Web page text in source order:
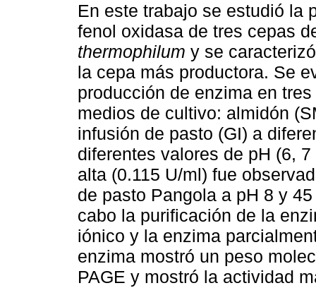
En este trabajo se estudió la
fenol oxidasa de tres cepas
thermophilum y se
la cepa más productora. Se
producción de enzima en
medios de cultivo: almidón
infusión de pasto (GI) a
diferentes valores de pH (6,
alta (0.115 U/ml) fue
de pasto Pangola a pH 8 y
cabo la purificación de la
iónico y la enzima
enzima mostró un peso
PAGE y mostró la actividad